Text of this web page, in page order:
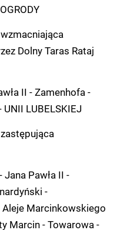
Dolny Taras Rataj
II - Zamenhofa -
LUBELSKIEJ
Jana Pawła II -
-
Marcinkowskiego
Marcin - Towarowa -